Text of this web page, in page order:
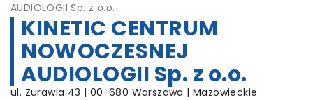
AUDIOLOGII Sp. z o.o.
KINETIC CENTRUM
NOWOCZESNEJ
AUDIOLOGII Sp. z o.o.
ul. Żurawia 43 | 00-680 Warszawa | Mazowieckie